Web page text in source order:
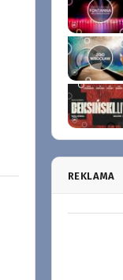
REKLAMA